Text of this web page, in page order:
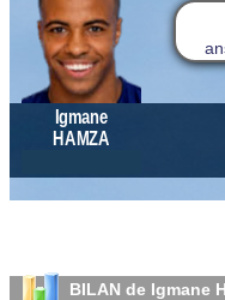
Igmane
HAMZA
BILAN de Igmane